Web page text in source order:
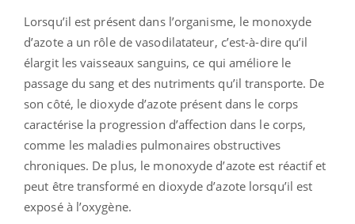
Lorsqu’il est présent dans l’organisme, le monoxyde
d’azote a un rôle de vasodilatateur, c’est-à-dire qu’il
élargit les vaisseaux sanguins, ce qui améliore le
passage du sang et des nutriments qu’il transporte. De
son côté, le dioxyde d’azote présent dans le corps
caractérise la progression d’affection dans le corps,
comme les maladies pulmonaires obstructives
chroniques. De plus, le monoxyde d’azote est réactif et
peut être transformé en dioxyde d’azote lorsqu’il est
exposé à l’oxygène.